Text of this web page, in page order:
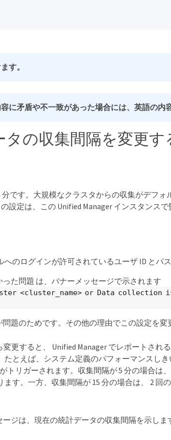
す。
に矛盾や不一致があった場合には、英語の内
の収集間隔を変更す
です。大規模なクラスタからの収集がデフォ
設定は、この Unified Manager インスタンス
のログインが許可されているユーザ ID とパ
た問題 は、バナーメッセージで示されます
<cluster_name> or Data collection
題のためです。その他の理由でこの設定を変
更すると、 Unified Manager でレポートされ
とえば、システム定義のパフォーマンスし
トリガーされます。収集間隔が 5 分の場合は
す。一方、収集間隔が 15 分の場合は、 2 回
ジは、現在の統計データの収集間隔を示しま